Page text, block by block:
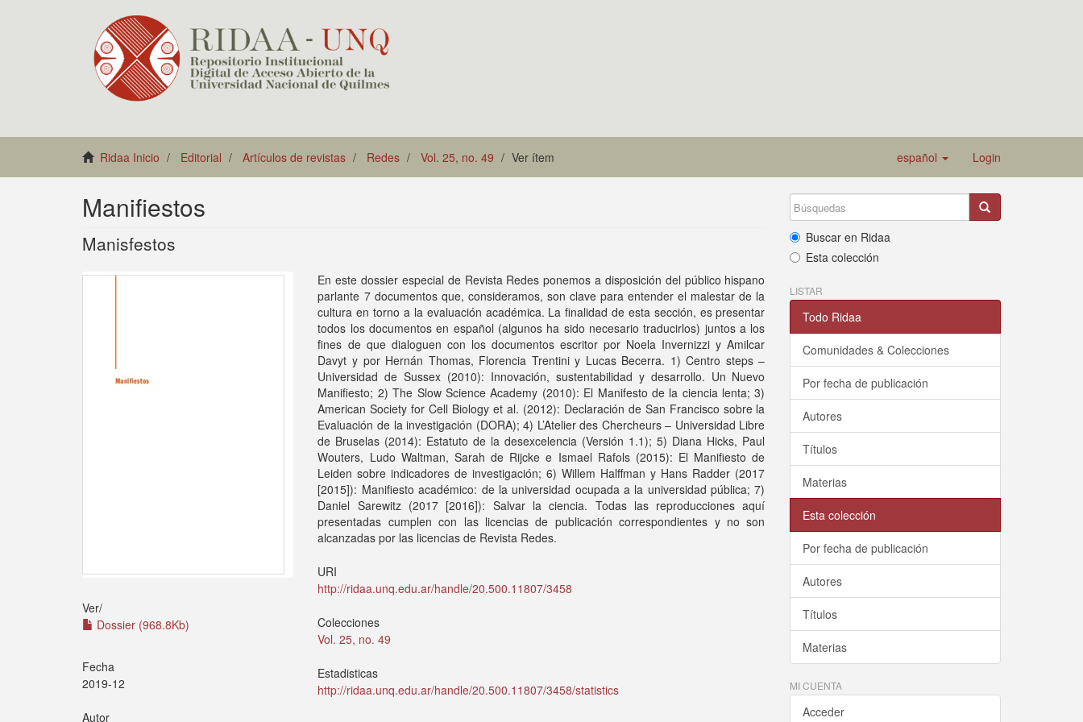
Ridaa Inicio Editorial Artículos de revistas Redes Vol. 25, no. 49 Ver ítem español Login
Manifiestos
Manisfestos
Ver/
Dossier (968.8Kb)
Fecha
2019-12
Autor
En este dossier especial de Revista Redes ponemos a disposición del público hispano
parlante 7 documentos que, consideramos, son clave para entender el malestar de la
cultura en torno a la evaluación académica. La finalidad de esta sección, es presentar
todos los documentos en español (algunos ha sido necesario traducirlos) juntos a los
fines de que dialoguen con los documentos escritor por Noela Invernizzi y Amilcar
Davyt y por Hernán Thomas, Florencia Trentini y Lucas Becerra. 1) Centro steps –
Universidad de Sussex (2010): Innovación, sustentabilidad y desarrollo. Un Nuevo
Manifiesto; 2) The Slow Science Academy (2010): El Manifesto de la ciencia lenta; 3)
American Society for Cell Biology et al. (2012): Declaración de San Francisco sobre la
Evaluación de la investigación (DORA); 4) L’Atelier des Chercheurs – Universidad Libre
de Bruselas (2014): Estatuto de la desexcelencia (Versión 1.1); 5) Diana Hicks, Paul
Wouters, Ludo Waltman, Sarah de Rijcke e Ismael Rafols (2015): El Manifiesto de
Leiden sobre indicadores de investigación; 6) Willem Halffman y Hans Radder (2017
[2015]): Manifiesto académico: de la universidad ocupada a la universidad pública; 7)
Daniel Sarewitz (2017 [2016]): Salvar la ciencia. Todas las reproducciones aquí
presentadas cumplen con las licencias de publicación correspondientes y no son
alcanzadas por las licencias de Revista Redes.
URI
http://ridaa.unq.edu.ar/handle/20.500.11807/3458
Colecciones
Vol. 25, no. 49
Estadisticas
http://ridaa.unq.edu.ar/handle/20.500.11807/3458/statistics
Buscar en Ridaa
Esta colección
LISTAR
Todo Ridaa
Comunidades & Colecciones
Por fecha de publicación
Autores
Títulos
Materias
Esta colección
Por fecha de publicación
Autores
Títulos
Materias
MI CUENTA
Acceder